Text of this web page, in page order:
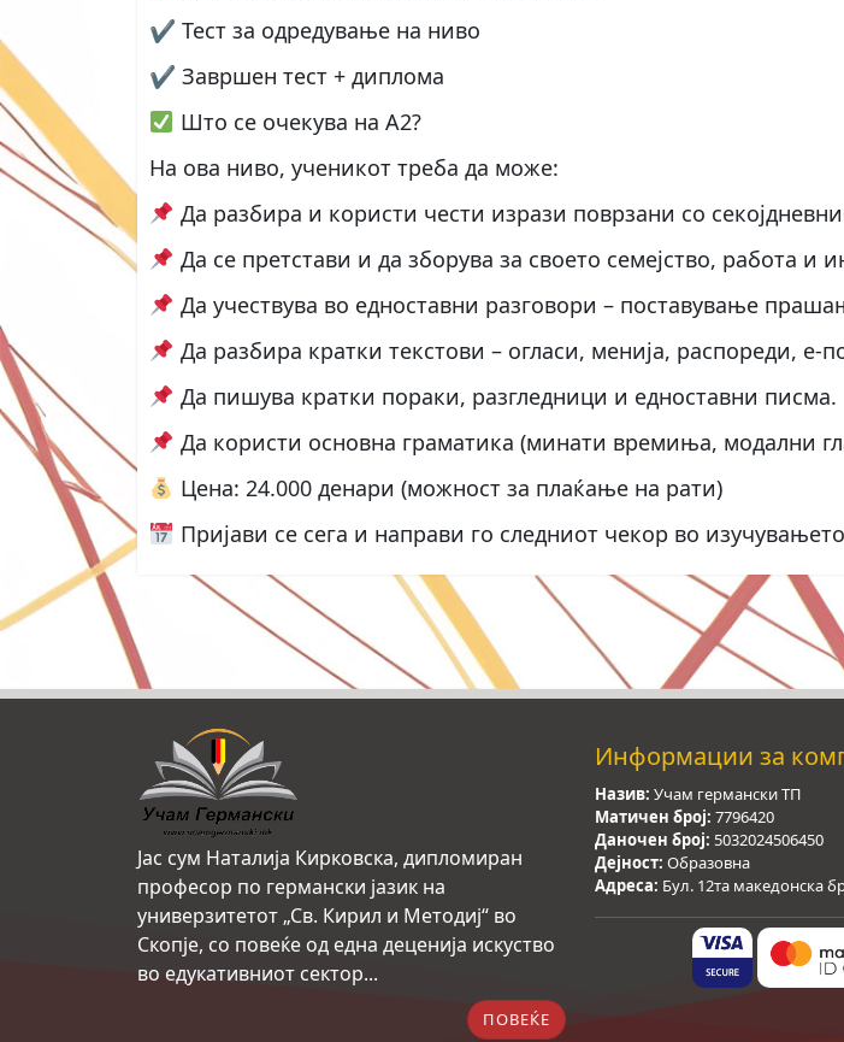
✔ Тест за одредување на ниво
✔ Завршен тест + диплома
Што се очекува на А2?
На ова ниво, ученикот треба да може:
Да разбира и користи чести изрази поврзани со
Да се претстави и да зборува за своето семејство, работа и
Да учествува во едноставни разговори – поставување
Да разбира кратки текстови – огласи, менија, распореди, е-
Да пишува кратки пораки, разгледници и едноставни писма.
Да користи основна граматика (минати времиња, модални
Цена: 24.000 денари (можност за плаќање на рати)
Пријави се сега и направи го следниот чекор во
Јас сум Наталија Кирковска, дипломиран
професор по германски јазик на
универзитетот „Св. Кирил и Методиј“ во
Скопје, со повеќе од една деценија искуство
во едукативниот сектор...
ПОВЕЌЕ
Информации за
Назив: Учам германски ТП
Матичен број: 7796420
Даночен број: 5032024506450
Дејност: Образовна
Адреса: Бул. 12та македонска